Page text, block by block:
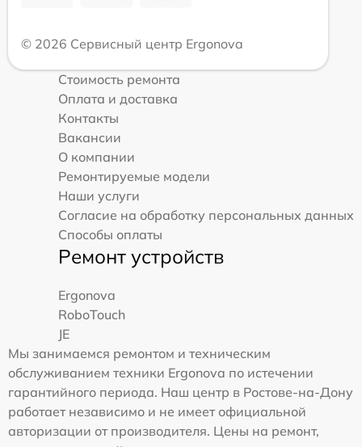
© 2026 Сервисный центр Ergonova
Стоимость ремонта
Оплата и доставка
Контакты
Вакансии
О компании
Ремонтируемые модели
Наши услуги
Согласие на обработку персональных данных
Способы оплаты
Ремонт устройств
Ergonova
RoboTouch
JE
Мы занимаемся ремонтом и техническим
обслуживанием техники Ergonova по истечении
гарантийного периода. Наш центр в Ростове-на-Дону
работает независимо и не имеет официальной
авторизации от производителя. Цены на ремонт,